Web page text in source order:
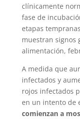
clínicamente
fase de
etapas
muestran signos
alimentación,
A medida que
infectados y
rojos infectados
en un intento de
comienzan a